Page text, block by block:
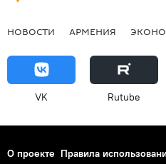
НОВОСТИ АРМЕНИЯ
VK Rutube
О проекте Правила